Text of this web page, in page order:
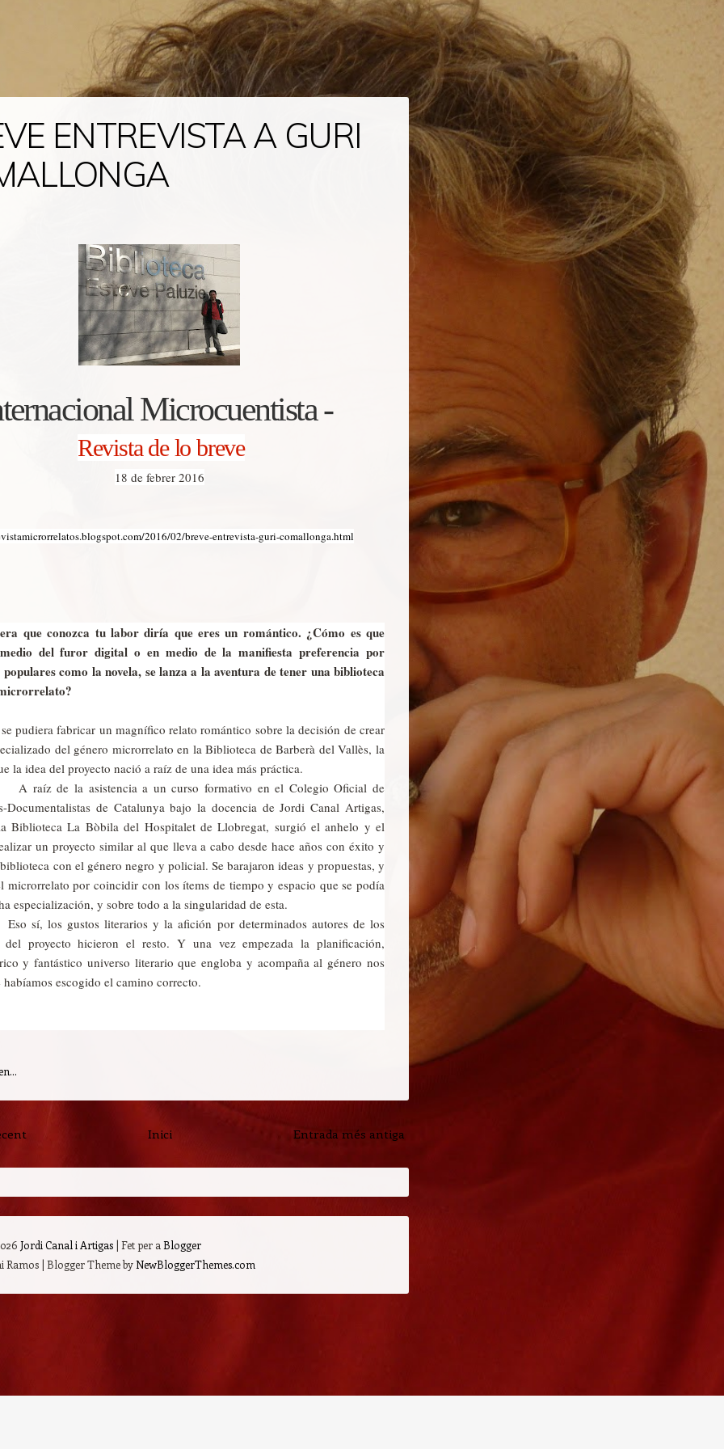
ENTREVISTA A GURI
Microcuentista -
Revista de lo breve
18 de febrer 2016
2016/02/breve-entrevista-guri-comallonga.html
que conozca tu labor diría que eres un romántico. ¿Cómo es que
del furor digital o en medio de la manifiesta preferencia por
populares como la novela, se lanza a la aventura de tener una biblioteca
pudiera fabricar un magnífico relato romántico sobre la decisión de crear
del género microrrelato en la Biblioteca de Barberà del Vallès, la
la idea del proyecto nació a raíz de una idea más práctica.
la asistencia a un curso formativo en el Colegio Oficial de
Documentalistas de Catalunya bajo la docencia de Jordi Canal Artigas,
Biblioteca La Bòbila del Hospitalet de Llobregat, surgió el anhelo y el
un proyecto similar al que lleva a cabo desde hace años con éxito y
con el género negro y policial. Se barajaron ideas y propuestas, y
microrrelato por coincidir con los ítems de tiempo y espacio que se podía
especialización, y sobre todo a la singularidad de esta.
gustos literarios y la afición por determinados autores de los
del proyecto hicieron el resto. Y una vez empezada la planificación,
y fantástico universo literario que engloba y acompaña al género nos
escogido el camino correcto.
Entrada més antiga
Inici
Jordi Canal i Artigas | Fet per a Blogger
Ramos | Blogger Theme byNewBloggerThemes.com